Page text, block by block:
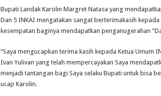
Bupati Landak Karolin Margret Natasa yang
Dan 5 INKAI mengatakan sangat berterimakasih
kesempatan baginya mendapatkan penganugerahan
“Saya mengucapkan terima kasih kepada Ketua Umum
Ivan Yulivan yang telah mempercayakan Saya
menjadi tantangan bagi Saya selaku Bupati untuk bisa
ucap Karolin.